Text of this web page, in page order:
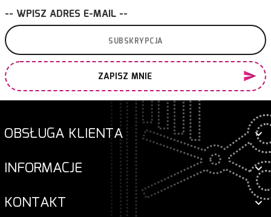
-- WPISZ ADRES E-MAIL --
ZAPISZ MNIE
OBSŁUGA KLIENTA
INFORMACJE
KONTAKT